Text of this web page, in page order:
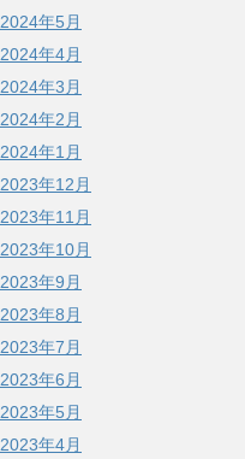
2024年5月
2024年4月
2024年3月
2024年2月
2024年1月
2023年12月
2023年11月
2023年10月
2023年9月
2023年8月
2023年7月
2023年6月
2023年5月
2023年4月